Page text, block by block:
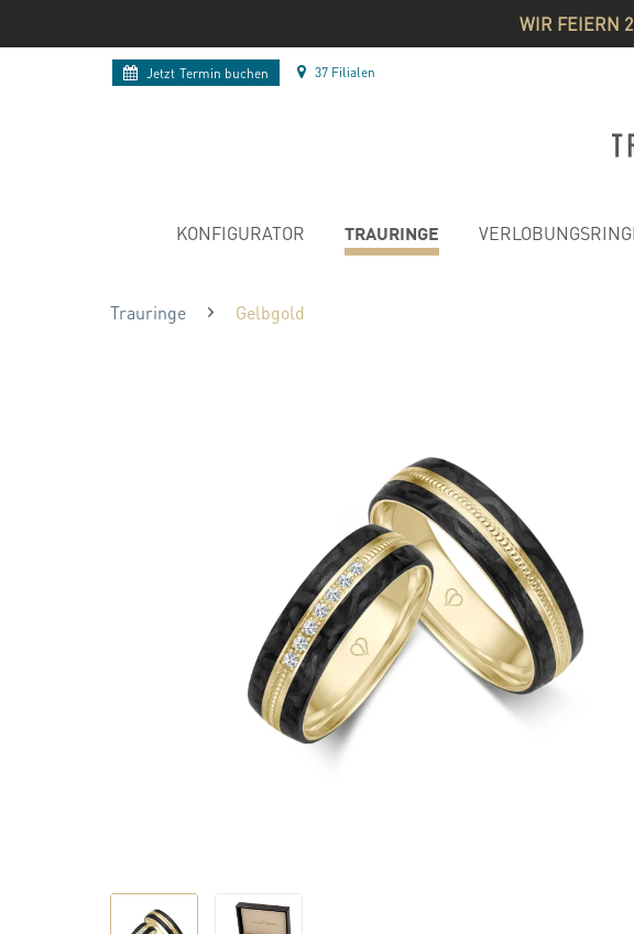
WIR FEIERN
Jetzt Termin buchen 37 Filialen
KONFIGURATOR TRAURINGE
Trauringe Gelbgold